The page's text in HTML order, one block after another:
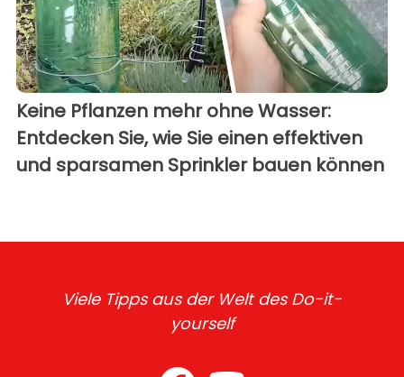
Keine Pflanzen mehr ohne Wasser:
Entdecken Sie, wie Sie einen effektiven
und sparsamen Sprinkler bauen können
Viele Tipps aus der Welt des Do-it-
yourself